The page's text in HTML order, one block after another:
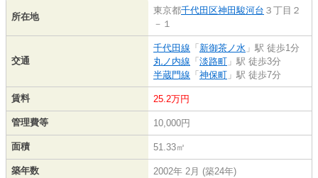
所在地
東京都千代田区神田駿河台 ３丁目２
－１
交通
千代田線 「 新御茶ノ水 」駅 徒歩1分
丸ノ内線 「 淡路町 」駅 徒歩3分
半蔵門線 「 神保町 」駅 徒歩7分
賃料 25.2万円
管理費等 10,000円
面積 51.33㎡
築年数 2002年 2月 (築24年)